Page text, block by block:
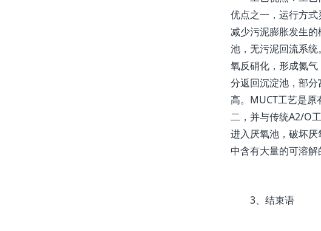
优点之一，运行方
减少污泥膨胀发生
池，无污泥回流系
氧反硝化，形成氮
分返回沉淀池，部
高。MUCT工艺是原
二，并与传统A2/O
进入厌氧池，破坏
中含有大量的可溶解
3、结束语